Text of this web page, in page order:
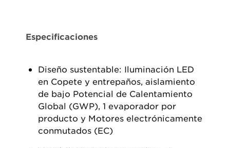
Especificaciones
Diseño sustentable: Iluminación LED
en Copete y entrepaños, aislamiento
de bajo Potencial de Calentamiento
Global (GWP), 1 evaporador por
producto y Motores electrónicamente
conmutados (EC)